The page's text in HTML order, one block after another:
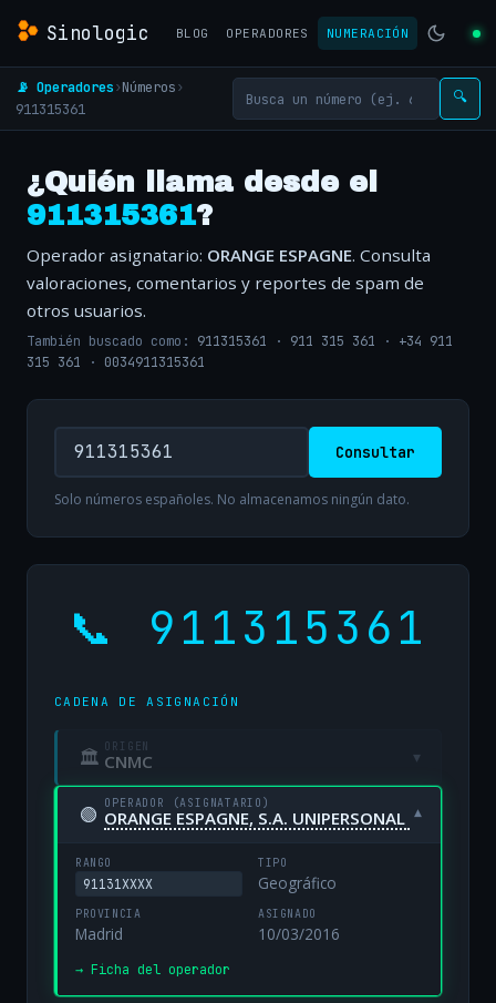
Sinologic BLOG OPERADORES NUMERACIÓN
📡 Operadores›Números›
911315361
🔍
¿Quién llama desde el
911315361?
Operador asignatario: ORANGE ESPAGNE. Consulta
valoraciones, comentarios y reportes de spam de
otros usuarios.
También buscado como: 911315361 · 911 315 361 · +34 911
315 361 · 0034911315361
Consultar
Solo números españoles. No almacenamos ningún dato.
📞 911315361
CADENA DE ASIGNACIÓN
🏛 ORIGEN
CNMC ▾
🟢 OPERADOR (ASIGNATARIO)
ORANGE ESPAGNE, S.A. UNIPERSONAL ▾
RANGO
91131XXXX
TIPO
Geográfico
PROVINCIA
Madrid
ASIGNADO
10/03/2016
→ Ficha del operador